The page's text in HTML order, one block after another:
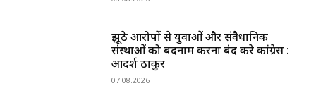
झूठे आरोपों से युवाओं और संवैधानिक
संस्थाओं को बदनाम करना बंद करे कांग्रेस :
आदर्श ठाकुर
07.08.2026